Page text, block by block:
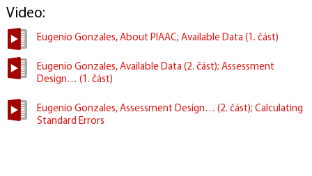
Video:
Eugenio Gonzales, About PIAAC; Available Data (1. část)
Eugenio Gonzales, Available Data (2. část); Assessment
Design… (1. část)
Eugenio Gonzales, Assessment Design… (2. část); Calculating
Standard Errors